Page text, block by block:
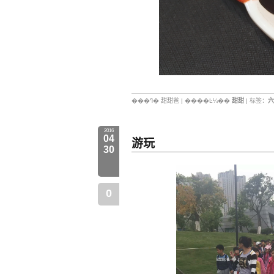
���ߣ� 甜甜爸 | ����Ŀ¼�� 甜甜 | 标签：
2016
04
30
0
游玩